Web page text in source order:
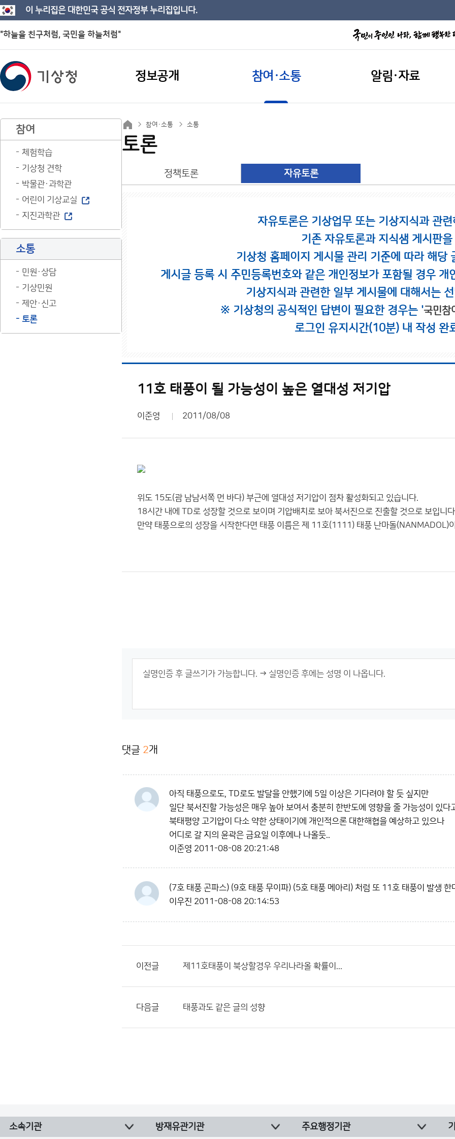
이 누리집은 대한민국 공식 전자정부 누리집입니다.
"하늘을 친구처럼, 국민을 하늘처럼"
정보공개 참여·소통 알림·자료
참여
체험학습
기상청 견학
박물관·과학관
어린이 기상교실
지진과학관
소통
민원·상담
기상민원
제안·신고
토론
참여·소통 소통
토론
정책토론 자유토론
자유토론은 기상업무 또는 기상지식과 관
기존 자유토론과 지식샘 게시판
기상청 홈페이지 게시물 관리 기준에 따라 해당
게시글 등록 시 주민등록번호와 같은 개인정보가 포함될 경우
기상지식과 관련한 일부 게시물에 대해서는
※ 기상청의 공식적인 답변이 필요한 경우는 '국민참
로그인 유지시간(10분) 내 작성 완
11호 태풍이 될 가능성이 높은 열대성 저기압
이준영 2011/08/08
위도 15도(괌 남남서쪽 먼 바다) 부근에 열대성 저기압이 점차 활성화되고 있습니다.
18시간 내에 TD로 성장할 것으로 보이며 기압배치로 보아 북서진으로 진출할 것으로 보입니
만약 태풍으로의 성장을 시작한다면 태풍 이름은 제 11호(1111) 태풍 난마돌(NANMADOL)
댓글 2개
아직 태풍으로도, TD로도 발달을 안했기에 5일 이상은 기다려야 할 듯 싶지만
일단 북서진할 가능성은 매우 높아 보여서 충분히 한반도에 영향을 줄 가능성이 있다
북태평양 고기압이 다소 약한 상태이기에 개인적으론 대한해협을 예상하고 있으나
어디로 갈 지의 윤곽은 금요일 이후에나 나올듯..
이준영 2011-08-08 20:21:48
(7호 태풍 곤파스) (9호 태풍 무이파) (5호 태풍 메아리) 처럼 또 11호 태풍이 발생
이우진 2011-08-08 20:14:53
이전글 제11호태풍이 북상할경우 우리나라올 확률이...
다음글 태풍과도 같은 글의 성향
소속기관 방재유관기관 주요행정기관